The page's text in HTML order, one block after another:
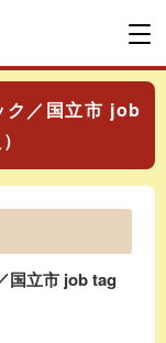
ク／国立市 job
国立市 job tag